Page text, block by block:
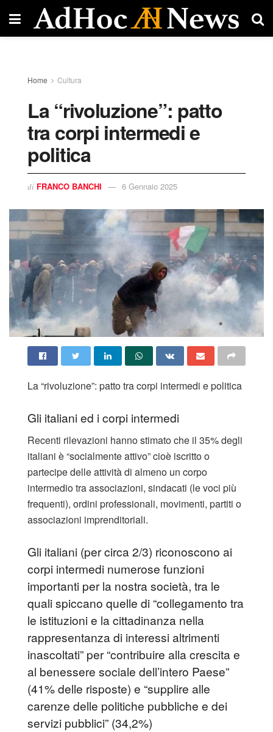
Home Cultura
La “rivoluzione”: patto
tra corpi intermedi e
politica
di FRANCO BANCHI 6 Gennaio 2025
La “rivoluzione”: patto tra corpi intermedi e politica
Gli italiani ed i corpi intermedi
Recenti rilevazioni hanno stimato che il 35% degli
italiani è “socialmente attivo” cioè iscritto o
partecipe delle attività di almeno un corpo
intermedio tra associazioni, sindacati (le voci più
frequenti), ordini professionali, movimenti, partiti o
associazioni imprenditoriali.
Gli italiani (per circa 2/3) riconoscono ai
corpi intermedi numerose funzioni
importanti per la nostra società, tra le
quali spiccano quelle di “collegamento tra
le istituzioni e la cittadinanza nella
rappresentanza di interessi altrimenti
inascoltati” per “contribuire alla crescita e
al benessere sociale dell’intero Paese”
(41% delle risposte) e “supplire alle
carenze delle politiche pubbliche e dei
servizi pubblici” (34,2%)